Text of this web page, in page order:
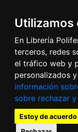
Utilizamos
En Librería
terceros, redes
el tráfico web y
personalizados
información
sobre rechazar
Estoy de acuerdo